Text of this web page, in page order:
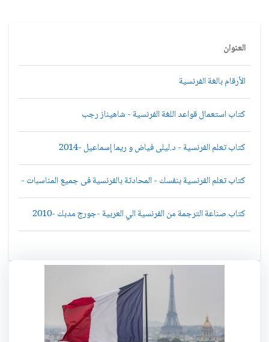
العنوان
الأرقام بالغة الفرنسية
كتاب استعمال قواعد اللغة الفرنسية - شاهيناز رجب
كتاب تعلم الفرنسية - د.ليلى فياض و ريما إسماعيل -2014
كتاب تعلم الفرنسية بنفسك - المحادثة بالفرنسية فى جميع المناسبات -
كتاب صناعة الترجمة من الفرنسية الي العربية -جورج مدبك -2010